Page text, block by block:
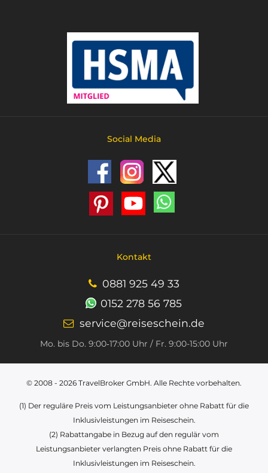
Social Media
Kontakt
0881 925 49 33
0152 278 56 785
service@reiseschein.de
Mo. bis Do. 9:00‑17:00 Uhr / Fr. 9:00-15:00 Uhr
© 2008 - 2026 TravelBroker GmbH. Alle Rechte vorbehalten.
(1) Der reguläre Preis vom Leistungsanbieter ohne Rabatt für die
Inklusivleistungen im Reiseschein.
(2) Rabattangabe in Bezug auf den regulär vom
Leistungsanbieter verlangten Preis ohne Rabatt für die
Inklusivleistungen im Reiseschein.